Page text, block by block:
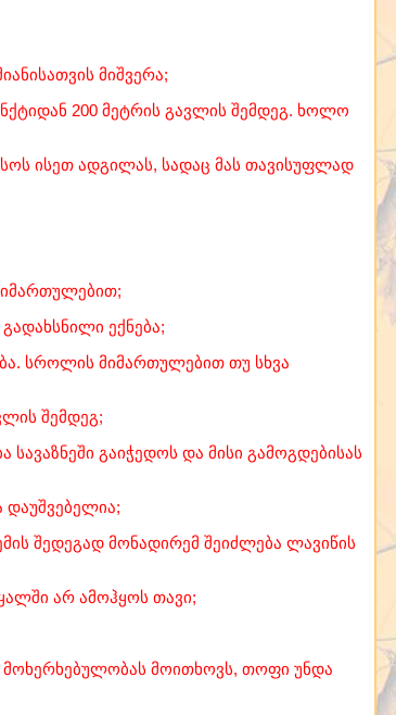
მიშვერა;
200 მეტრის გავლის შემდეგ. ხოლო
ისეთ ადგილას, სადაც მას თავისუფლად
ექნება;
სროლის მიმართულებით თუ სხვა
შემდეგ;
სავაზნეში გაიჭედოს და მისი გამოგდებისას
დაუშვებელია;
შედეგად მონადირემ შეიძლება ლავიწის
არ ამოჰყოს თავი;
მოითხოვს, თოფი უნდა